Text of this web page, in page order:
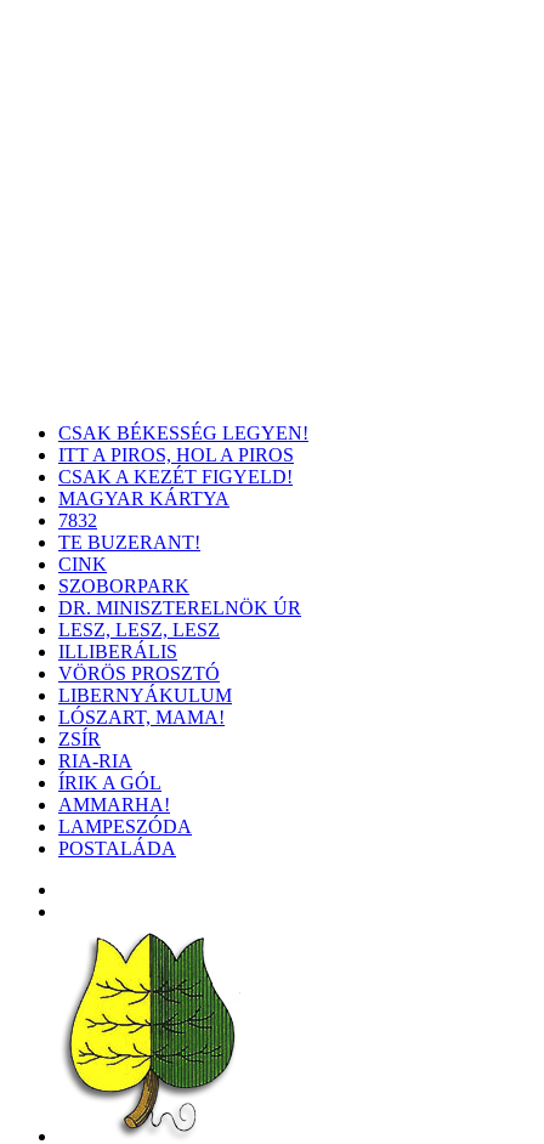
CSAK BÉKESSÉG LEGYEN!
ITT A PIROS, HOL A PIROS
CSAK A KEZÉT FIGYELD!
MAGYAR KÁRTYA
7832
TE BUZERANT!
CINK
SZOBORPARK
DR. MINISZTERELNÖK ÚR
LESZ, LESZ, LESZ
ILLIBERÁLIS
VÖRÖS PROSZTÓ
LIBERNYÁKULUM
LÓSZART, MAMA!
ZSÍR
RIA-RIA
ÍRIK A GÓL
AMMARHA!
LAMPESZÓDA
POSTALÁDA